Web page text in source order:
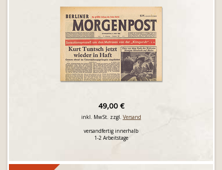
49,00 €
inkl. MwSt. zzgl. Versand
versandfertig innerhalb
1-2 Arbeitstage